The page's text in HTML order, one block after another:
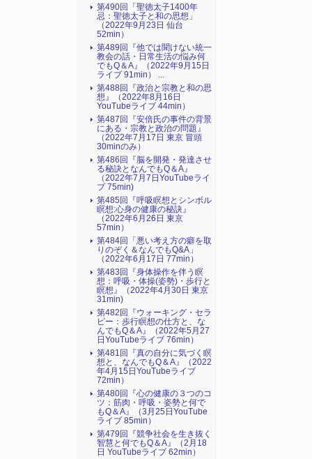
第490回「聖徳太子1400年
忌：聖徳太子と和の思想」
（2022年9月23日 仙台
52min）
第489回『他では聞けない統一
教会の話・日常生活の悩み何
でもQ＆A』（2022年9月15日
ライブ 91min） ...
第488回『政治と宗教と和の思
想』（2022年8月16日
YouTubeライブ 44min）
第487回『安倍氏の事件の背景
にある・宗教と政治の問題』
（2022年7月17日 東京 冒頭
30minのみ）
第486回『脳を開発・発達させ
る秘訣となんでもQ＆A』
（2022年7月7日YouTubeライ
ブ 75min)
第485回『呼吸瞑想とシンボル
瞑想:心身の健康の秘訣』
（2022年6月26日 東京
57min）
第484回「悪い考え方の癖を取
りのぞく＆なんでもQ&A」
（2022年6月17日 77min）
第483回『身体操作を伴う瞑
想：呼吸・体操(姿勢)・歩行と
瞑想』（2022年4月30日 東京
31min)
第482回『ウォーキング・セラ
ピー：歩行瞑想の仕方と、な
んでもQ＆A』（2022年5月27
日YouTubeライブ 76min）
第481回『真の自分に気づく瞑
想と、なんでもQ＆A』（2022
年4月15日YouTubeライブ
72min）
第480回『心の健康の３つのコ
ツ：筋肉・呼吸・姿勢と何で
もQ＆A』（3月25日YouTube
ライブ 85min）
第479回『競争社会を生き抜く
智慧と何でもQ＆A』（2月18
日 YouTubeライブ 62min）